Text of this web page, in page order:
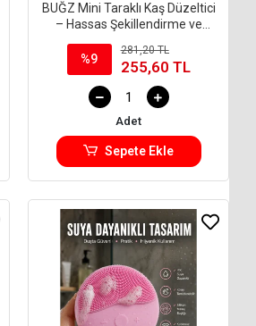
BUĞZ Mini Taraklı Kaş Düzeltici
– Hassas Şekillendirme ve
Taşınabilir Tasarım
%9
281,20 TL
255,60 TL
Adet
Sepete Ekle